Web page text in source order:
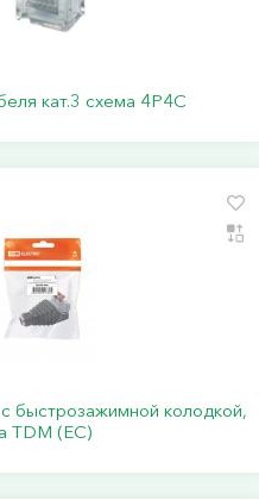
кат.3 схема 4P4C
быстрозажимной колодкой,
TDM (ЕС)